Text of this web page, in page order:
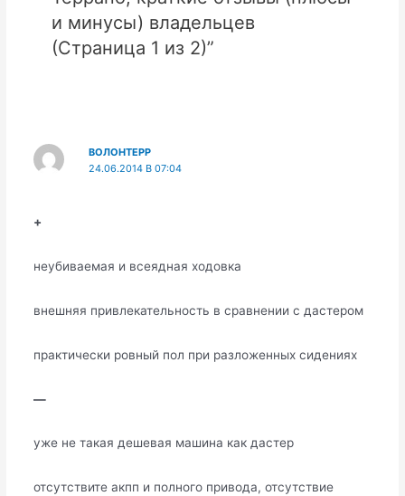
и минусы) владельцев
(Страница 1 из 2)”
ВОЛОНТЕРР
24.06.2014 В 07:04
+
неубиваемая и всеядная ходовка
внешняя привлекательность в сравнении с дастером
практически ровный пол при разложенных сидениях
—
уже не такая дешевая машина как дастер
отсутствите акпп и полного привода, отсутствие